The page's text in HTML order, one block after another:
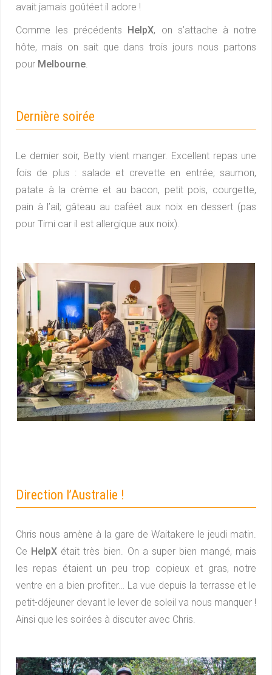
avait jamais goûtéet il adore !
Comme les précédents HelpX, on s’attache à notre
hôte, mais on sait que dans trois jours nous partons
pour Melbourne.
Dernière soirée
Le dernier soir, Betty vient manger. Excellent repas une
fois de plus : salade et crevette en entrée; saumon,
patate à la crème et au bacon, petit pois, courgette,
pain à l’ail; gâteau au caféet aux noix en dessert (pas
pour Timi car il est allergique aux noix).
Direction l’Australie !
Chris nous amène à la gare de Waitakere le jeudi matin.
Ce HelpX était très bien. On a super bien mangé, mais
les repas étaient un peu trop copieux et gras, notre
ventre en a bien profiter… La vue depuis la terrasse et le
petit-déjeuner devant le lever de soleil va nous manquer !
Ainsi que les soirées à discuter avec Chris.